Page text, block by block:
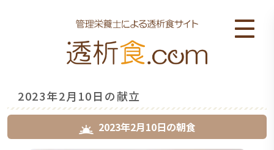
2023年2月10日の献立
2023年2月10日の朝食